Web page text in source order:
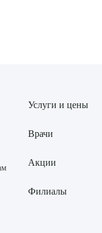
Услуги и цены
Врачи
Акции
Филиалы